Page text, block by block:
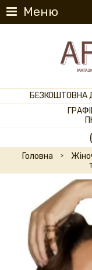
Меню
БЕЗКОШТОВНА
Головна